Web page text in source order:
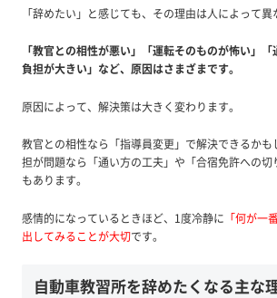
「辞めたい」と感じても、その理由は人によって異
「教官との相性が悪い」「運転そのものが怖い」
負担が大きい」など、原因はさまざまです。
原因によって、解決策は大きく変わります。
教官との相性なら「指導員変更」で解決できるかも
担が問題なら「通い方の工夫」や「合宿免許への切
もあります。
感情的になっているときほど、1度冷静に 「何が一
出してみることが大切です。
自動車教習所を辞めたくなる主な